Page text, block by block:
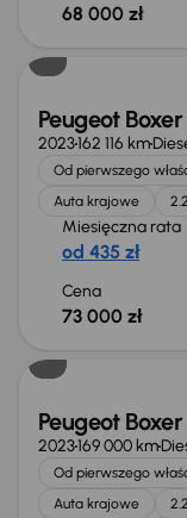
68 000 zł
Możliwość
Peugeot Boxer
2023162 116 km
Od pierwszego
Auta krajowe
Miesięczna rata
od 435 zł
Cena
73 000 zł
Peugeot Boxer
2023169 000 km
Od pierwszego
Auta krajowe